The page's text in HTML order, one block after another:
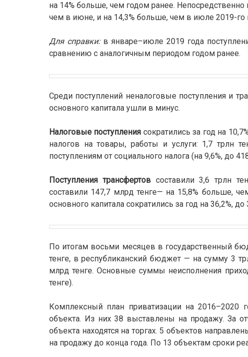
на 14% больше, чем годом ранее.
чем в июне, и на 14,3% больше, чем в июле 2019-го
Для справки:в январе–июле 2019 года
сравнению с аналогичным периодом годом ранее.
Среди поступлений неналоговые поступления и
основного капитала ушли в минус.
Налоговые поступления сократились за год на
налогов на товары, работы и услуги: 1,7 трлн
поступлениям от социального налога (на 9,6%, до
Поступления трансфертовсоставили 3,6 трлн
составили 147,7 млрд тенге— на 15,8% больше,
основного капитала сократились за год на 36,2%,
По итогам восьми месяцев в государственный
тенге, в республиканский бюджет — на сумму 3
млрд тенге. Основные суммы неисполнения
тенге).
Комплексный план приватизации на 2016–2020
объекта. Из них 38 выставлены на продажу. За
объекта находятся на торгах. 5 объектов
на продажу до конца года. По 13 объектам сроки